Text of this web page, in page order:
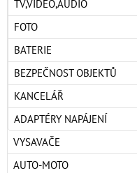
TV,VIDEO,AUDIO
FOTO
BATERIE
BEZPEČNOST OBJEKTŮ
KANCELÁŘ
ADAPTÉRY NAPÁJENÍ
VYSAVAČE
AUTO-MOTO